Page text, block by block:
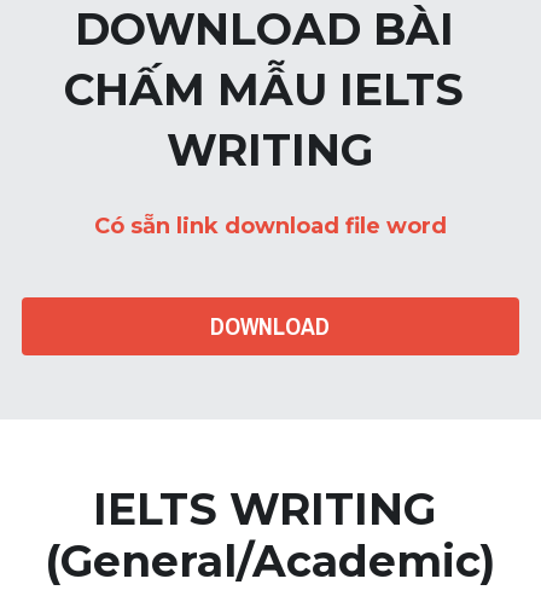
DOWNLOAD BÀI
CHẤM MẪU IELTS
WRITING
Có sẵn link download file word
DOWNLOAD
IELTS WRITING
(General/Academic)